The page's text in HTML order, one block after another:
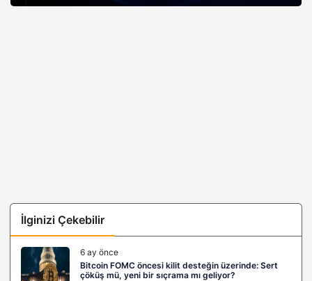
İlginizi Çekebilir
6 ay önce
Bitcoin FOMC öncesi kilit desteğin üzerinde: Sert
çöküş mü, yeni bir sıçrama mı geliyor?